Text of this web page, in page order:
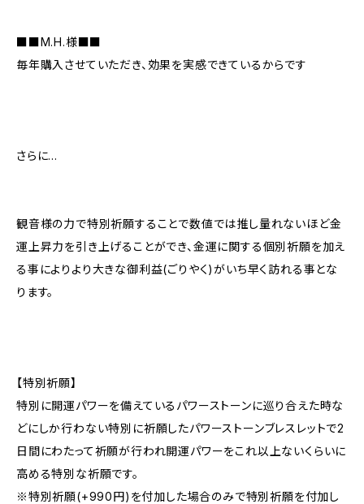
■■M.H.様■■
毎年購入させていただき、効果を実感できているからです
さらに…
観音様の力で特別祈願することで数値では推し量れないほど金
運上昇力を引き上げることができ、金運に関する個別祈願を加え
る事によりより大きな御利益(ごりやく)がいち早く訪れる事とな
ります。
【特別祈願】
特別に開運パワーを備えているパワーストーンに巡り合えた時な
どにしか行わない特別に祈願したパワーストーンブレスレットで2
日間にわたって祈願が行われ開運パワーをこれ以上ないくらいに
高める特別な祈願です。
※特別祈願(+990円)を付加した場合のみで特別祈願を付加し